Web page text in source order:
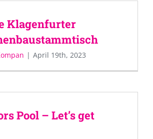
Klagenfurter
| April 19th, 2023
Pool – Let’s get